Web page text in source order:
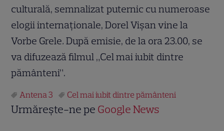
culturală, semnalizat puternic cu numeroase
elogii internaţionale, Dorel Vişan vine la
Vorbe Grele.După emisie, de la ora 23.00, se
va difuzează filmul „Cel mai iubit dintre
pământeni”.
Antena 3 Cel mai iubit dintre pământeni
Urmărește-ne pe Google News